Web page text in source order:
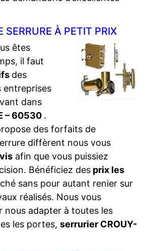
SERRURE À PETIT PRIX
êtes
il faut
des
entreprises
dans
– 60530 .
des forfaits de
diffèrent nous vous
afin que vous puissiez
Bénéficiez des prix les
sans pour autant renier sur
réalisés. Nous vous
nous adapter à toutes les
les portes, serrurier CROUY-